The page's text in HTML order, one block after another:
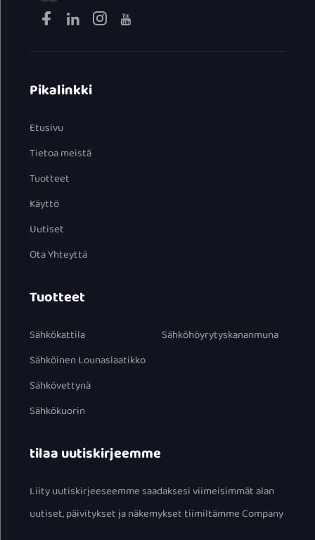
Pikalinkki
Etusivu
Tietoa meistä
Tuotteet
Käyttö
Uutiset
Ota Yhteyttä
Tuotteet
Sähkökattila
Sähköinen Lounaslaatikko
Sähkövettynä
Sähkökuorin
Sähköhöyrytyskananmuna
tilaa uutiskirjeemme
Liity uutiskirjeeseemme saadaksesi viimeisimmät alan
uutiset, päivitykset ja näkemykset tiimiltämme Company